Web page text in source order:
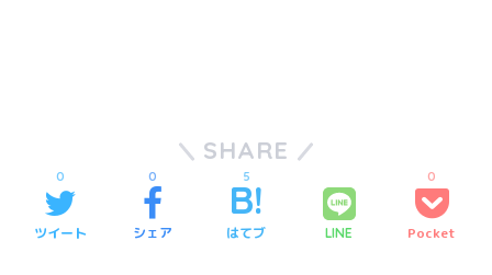
SHARE
ツイート
0
シェア
0
はてブ
5
LINE Pocket
0